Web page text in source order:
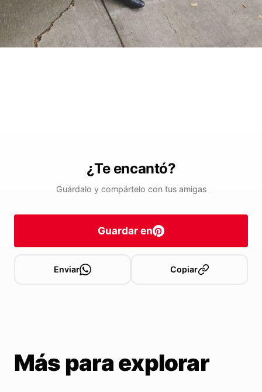
¿Te encantó?
Guárdalo y compártelo con tus amigas
Guardar en
Enviar Copiar
Más para explorar